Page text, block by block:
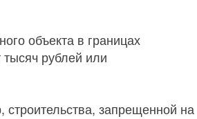
объекта в границах
рублей или
запрещенной на